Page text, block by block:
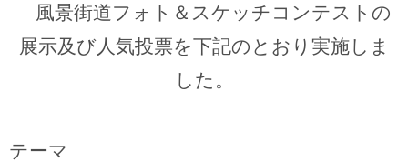
風景街道フォト＆スケッチコンテストの
展示及び人気投票を下記のとおり実施しま
した。
テーマ